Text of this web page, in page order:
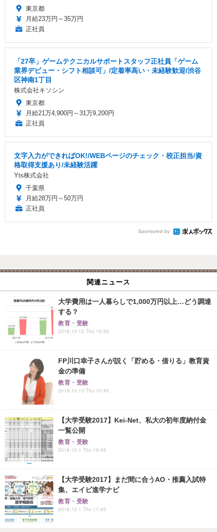
東京都
月給23万円～35万円
正社員
「27卒」ゲームテクニカルサポートスタッフ正社員「ゲーム
業界デビュー・シフト相談可」/定着率高い・未経験歓迎/渋谷
区神南1丁目
株式会社キソシン
東京都
月給21万4,900円～31万9,200円
正社員
文字入力ができればOK!/WEBページのチェック・校正担当/資
格取得支援あり/未経験活躍
Yts株式会社
千葉県
月給28万円～50万円
正社員
Sponsored by
関連ニュース
大学費用は一人暮らしで1,000万円以上…どう調達
する？
教育・受験
2016.10.13 Thu 10:30
FP川口幸子さんが説く「貯める・借りる」教育資
金の準備
教育・受験
2016.10.13 Thu 10:45
【大学受験2017】Kei-Net、私大の初年度納付金
一覧公開
教育・受験
2016.12.1 Thu 19:45
【大学受験2017】まだ間に合うAO・推薦入試特
集、エイビ進学ナビ
教育・受験
2016.12.1 Thu 11:45